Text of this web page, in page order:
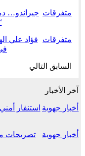
متفرقات جيراندو…
متفرقات
فؤاد علي
السابق التالي
آخر الأخبار
أخبار جهوية استنفار
أخبار جهوية
تصريحات